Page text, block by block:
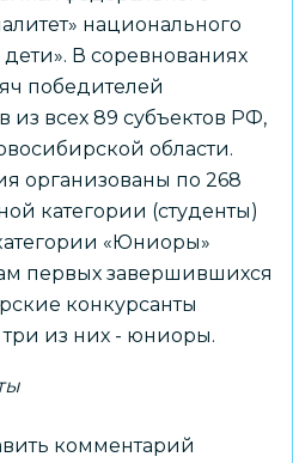
национального
В соревнованиях
победителей
из всех 89 субъектов РФ,
области.
организованы по 268
категории (студенты)
«Юниоры»
первых завершившихся
конкурсанты
из них - юниоры.
комментарий